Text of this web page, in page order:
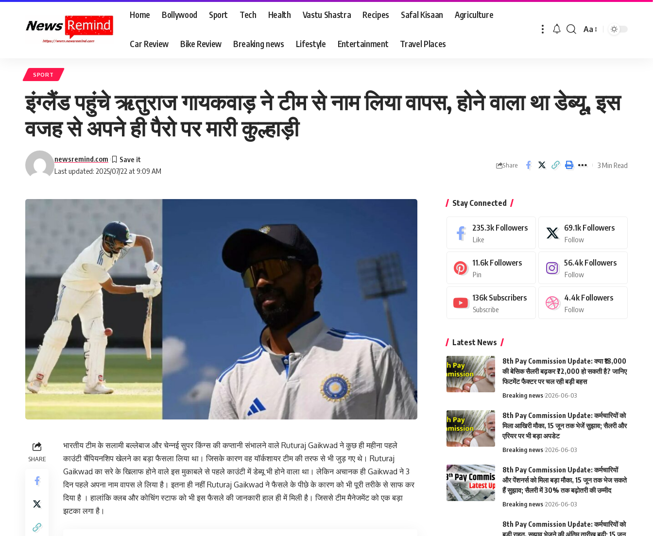
Home Bollywood Sport Tech Health Vastu Shastra Recipes Safal Kisaan Agriculture
Car Review Bike Review Breaking news Lifestyle Entertainment Travel Places
Font
Aa
SPORT
इंग्लैंड पहुंचे ऋतुराज गायकवाड़ ने टीम से नाम लिया वापस, होने वाला था डेब्यू, इस
वजह से अपने ही पैरो पर मारी कुल्हाड़ी
Last updated: 2025/07/22 at 9:09 AM
newsremind.com
Share 3 Min Read
SHARE
भारतीय टीम के सलामी बल्लेबाज और चेन्नई सुपर किंग्स की कप्तानी संभालने वाले Ruturaj Gaikwad ने कुछ ही महीना पहले
काउंटी चैंपियनशिप खेलने का बड़ा फैसला लिया था। जिसके कारण वह यॉर्कशायर टीम की तरफ से भी जुड़ गए थे। Ruturaj
Gaikwad का सरे के खिलाफ होने वाले इस मुकाबले से पहले काउंटी में डेब्यू भी होने वाला था। लेकिन अचानक ही Gaikwad ने 3
दिन पहले अपना नाम वापस ले लिया है। इतना ही नहीं Ruturaj Gaikwad ने फैसले के पीछे के कारण को भी पूरी तरीके से साफ कर
दिया है । हालांकि क्लब और कोचिंग स्टाफ को भी इस फैसले की जानकारी हाल ही में मिली है। जिससे टीम मैनेजमेंट को एक बड़ा
झटका लगा है।
Stay Connected
235.3k Followers
Like
69.1k Followers
Follow
11.6k Followers
Pin
56.4k Followers
Follow
136k Subscribers
Subscribe
4.4k Followers
Follow
Latest News
8th Pay Commission Update: क्या ₹18,000
की बेसिक सैलरी बढ़कर ₹72,000 हो सकती है? जानिए
फिटमेंट फैक्टर पर चल रही बड़ी बहस
Breaking news 2026-06-03
8th Pay Commission Update: कर्मचारियों को
मिला आखिरी मौका, 15 जून तक भेजें सुझाव; सैलरी और
एरियर पर भी बड़ा अपडेट
Breaking news 2026-06-03
8th Pay Commission Update: कर्मचारियों
और पेंशनर्स को मिला बड़ा मौका, 15 जून तक भेज सकते
हैं सुझाव; सैलरी में 30% तक बढ़ोतरी की उम्मीद
Breaking news 2026-06-03
8th Pay Commission Update: कर्मचारियों को
बड़ी राहत, सुझाव भेजने की अंतिम तारीख बढ़ी; 15 जून